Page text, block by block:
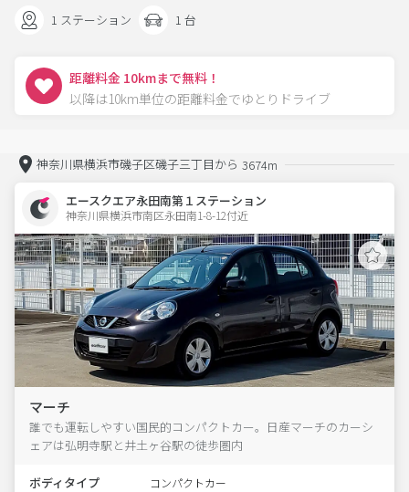
1 ステーション 1 台
距離料金 10kmまで無料！
以降は10km単位の距離料金でゆとりドライブ
神奈川県横浜市磯子区磯子三丁目から 3674m
エースクエア永田南第１ステーション
神奈川県横浜市南区永田南1-8-12付近
マーチ
誰でも運転しやすい国民的コンパクトカー。日産マーチのカーシ
ェアは弘明寺駅と井土ヶ谷駅の徒歩圏内
ボディタイプ コンパクトカー